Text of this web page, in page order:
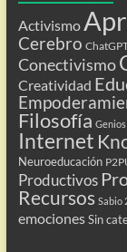
Activismo
Cerebro
Conectivismo
Creatividad
Filosofía Genios
Internet
Neuroeducación
Productivos
Recursos Sabio
emociones Sin